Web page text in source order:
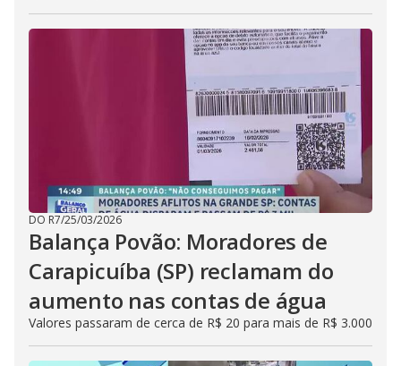
DO R7/25/03/2026
Balança Povão: Moradores de
Carapicuíba (SP) reclamam do
aumento nas contas de água
Valores passaram de cerca de R$ 20 para mais de R$ 3.000